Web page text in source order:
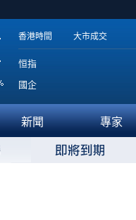
香港時間 大市成交
恒指
國企
新聞 專家